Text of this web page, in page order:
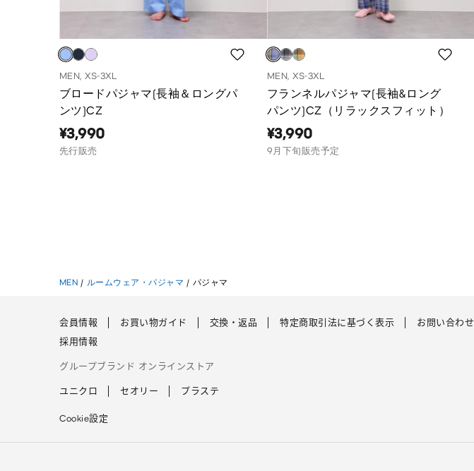
MEN, XS-3XL
ブロードパジャマ(長袖＆ロングパ
ンツ)CZ
¥3,990
先行販売
MEN, XS-3XL
フランネルパジャマ(長袖&ロング
パンツ)CZ（リラックスフィット）
¥3,990
9月下旬販売予定
MEN / ルームウェア・パジャマ / パジャマ
会員情報 お買い物ガイド 交換・返品 特定商取引法に基づく表示 お問い合わせ
採用情報
グループブランド オンラインストア
ユニクロ セオリー プラステ
Cookie設定